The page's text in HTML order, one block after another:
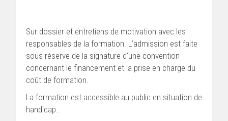
Sur dossier et entretiens de motivation avec les
responsables de la formation. L’admission est faite
sous réserve de la signature d’une convention
concernant le financement et la prise en charge du
coût de formation.
La formation est accessible au public en situation de
handicap..